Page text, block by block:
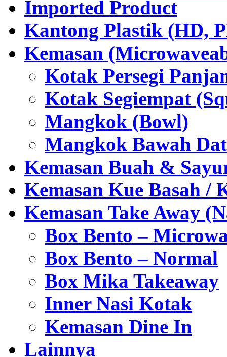
Imported Product
Kantong Plastik (HD,
Kemasan
Kotak Persegi
Kotak Segiempat
Mangkok (Bowl)
Mangkok Bawah
Kemasan Buah &
Kemasan Kue Basah /
Kemasan Take Away
Box Bento –
Box Bento – Normal
Box Mika Takeaway
Inner Nasi Kotak
Kemasan Dine In
Lainnya